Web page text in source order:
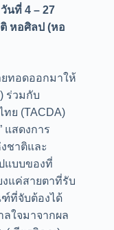
นที่ 4 – 27
หอศิลป (หอ
ทอดออกมาให้
ร่วมกับ
ย (TACDA)
แสดงการ
ชาติและ
แบบของที่
งแค่สายตาที่รับ
ที่จับต้องได้
ใจมาจากผล